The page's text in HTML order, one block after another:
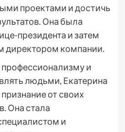
проектами и достичь
Она была
президента и затем
директором компании.
и
людьми, Екатерина
от своих
Она стала
и